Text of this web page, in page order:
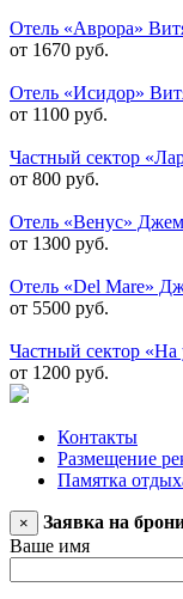
Отель «Аврора»
от 1670 руб.
Отель «Исидор»
от 1100 руб.
Частный сектор
от 800 руб.
Отель «Венус»
от 1300 руб.
Отель «Del Mare»
от 5500 руб.
Частный сектор
от 1200 руб.
Контакты
Размещение
Памятка
×
Заявка на
Ваше имя